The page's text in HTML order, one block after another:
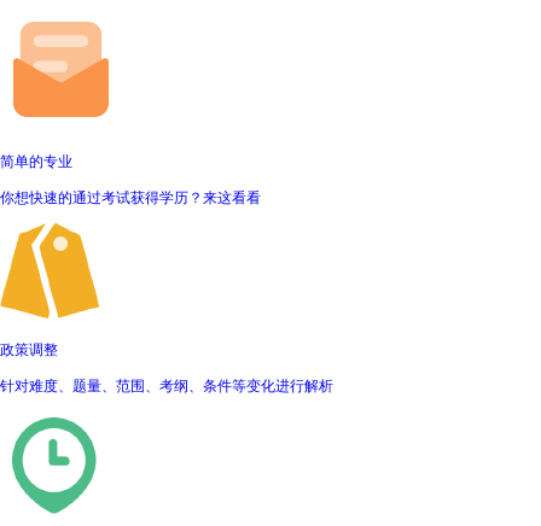
简单的专业
你想快速的通过考试获得学历？来这看看
政策调整
针对难度、题量、范围、考纲、条件等变化进行解析